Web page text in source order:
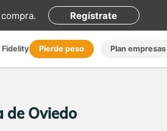
. Regístrate
Fidelity Pierde peso Plan empresas
de Oviedo